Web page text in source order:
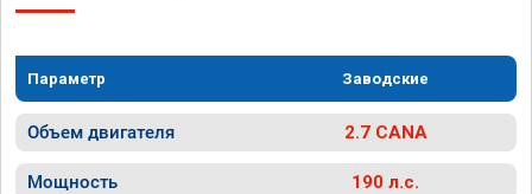
Параметр Заводские
Объем двигателя 2.7 CANA
Мощность 190 л.с.